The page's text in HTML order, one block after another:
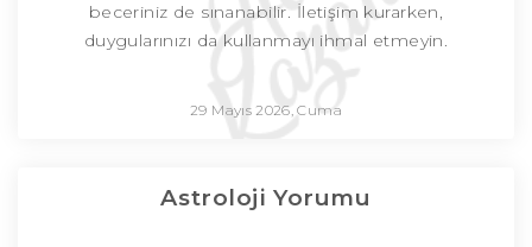
beceriniz de sınanabilir. İletişim kurarken,
duygularınızı da kullanmayı ihmal etmeyin.
29 Mayıs 2026, Cuma
Astroloji Yorumu